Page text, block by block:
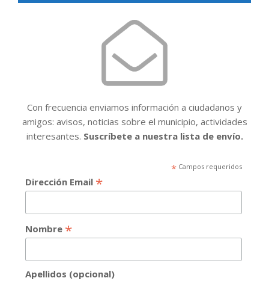
Con frecuencia enviamos información a ciudadanos y
amigos: avisos, noticias sobre el municipio, actividades
interesantes. Suscríbete a nuestra lista de envío.
*Campos requeridos
Dirección Email *
Nombre *
Apellidos (opcional)